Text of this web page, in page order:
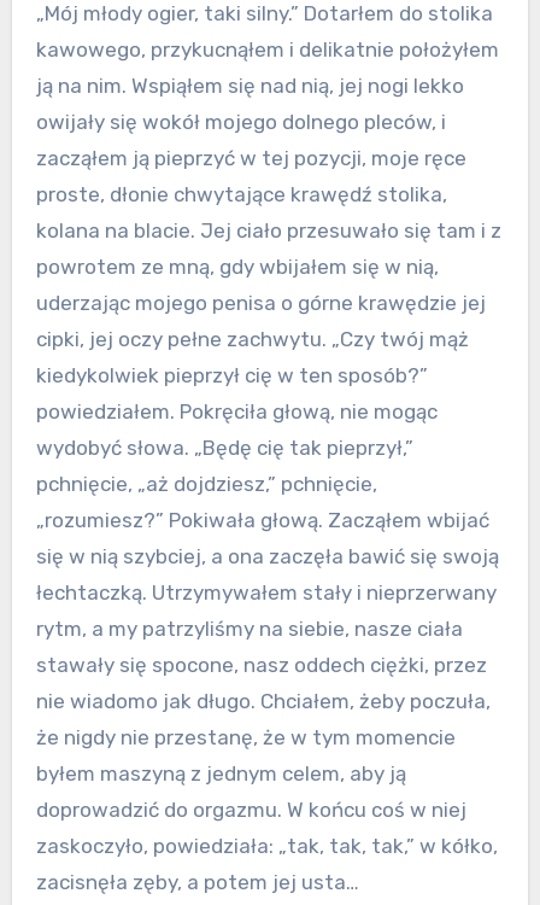
„Mój młody ogier, taki silny.” Dotarłem do stolika
kawowego, przykucnąłem i delikatnie położyłem
ją na nim. Wspiąłem się nad nią, jej nogi lekko
owijały się wokół mojego dolnego pleców, i
zacząłem ją pieprzyć w tej pozycji, moje ręce
proste, dłonie chwytające krawędź stolika,
kolana na blacie. Jej ciało przesuwało się tam i z
powrotem ze mną, gdy wbijałem się w nią,
uderzając mojego penisa o górne krawędzie jej
cipki, jej oczy pełne zachwytu. „Czy twój mąż
kiedykolwiek pieprzył cię w ten sposób?”
powiedziałem. Pokręciła głową, nie mogąc
wydobyć słowa. „Będę cię tak pieprzył,”
pchnięcie, „aż dojdziesz,” pchnięcie,
„rozumiesz?” Pokiwała głową. Zacząłem wbijać
się w nią szybciej, a ona zaczęła bawić się swoją
łechtaczką. Utrzymywałem stały i nieprzerwany
rytm, a my patrzyliśmy na siebie, nasze ciała
stawały się spocone, nasz oddech ciężki, przez
nie wiadomo jak długo. Chciałem, żeby poczuła,
że nigdy nie przestanę, że w tym momencie
byłem maszyną z jednym celem, aby ją
doprowadzić do orgazmu. W końcu coś w niej
zaskoczyło, powiedziała: „tak, tak, tak,” w kółko,
zacisnęła zęby, a potem jej usta…